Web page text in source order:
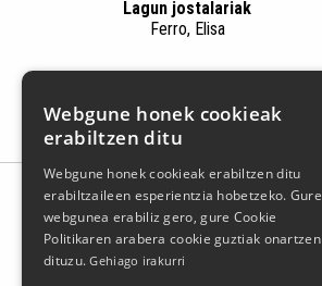
Lagun jostalariak
Ferro, Elisa
Webgune honek cookieak
erabiltzen ditu
Webgune honek cookieak erabiltzen ditu
erabiltzaileen esperientzia hobetzeko. Gure
webgunea erabiliz gero, gure Cookie
Politikaren arabera cookie guztiak onartzen
dituzu.Gehiago irakurri